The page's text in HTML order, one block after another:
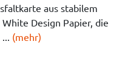
aus stabilem
White Design Papier, die
(mehr)